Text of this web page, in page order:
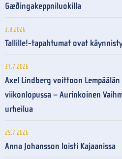
Gæðingakeppniluokilla
3.8.2026
Tallille!-tapahtumat ovat
31.7.2026
Axel Lindberg voittoon Lempäälän
viikonlopussa – Aurinkoinen
urheilua
29.7.2026
Anna Johansson loisti Kajaanissa